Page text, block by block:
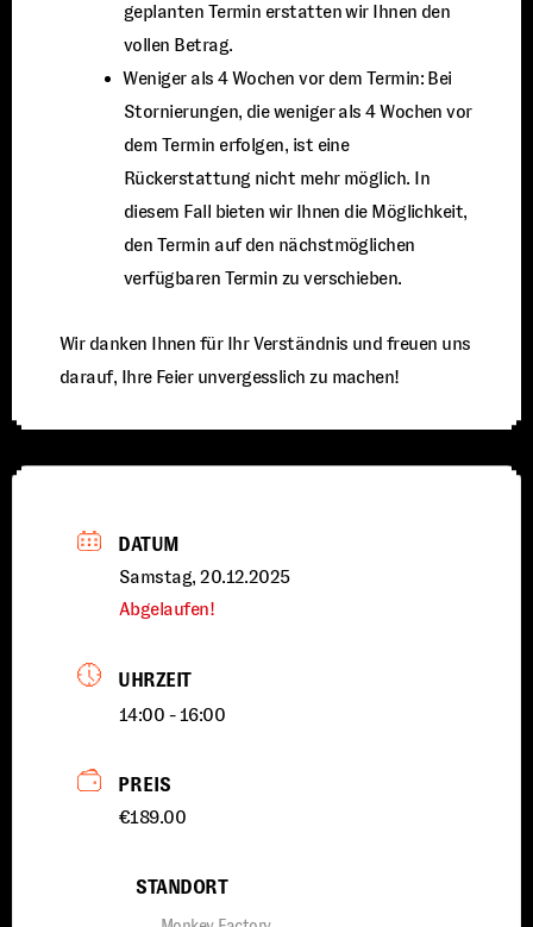
geplanten Termin erstatten wir Ihnen den
vollen Betrag.
⁠Weniger als 4 Wochen vor dem Termin: Bei
Stornierungen, die weniger als 4 Wochen vor
dem Termin erfolgen, ist eine
Rückerstattung nicht mehr möglich. In
diesem Fall bieten wir Ihnen die Möglichkeit,
den Termin auf den nächstmöglichen
verfügbaren Termin zu verschieben.
Wir danken Ihnen für Ihr Verständnis und freuen uns
darauf, Ihre Feier unvergesslich zu machen!
DATUM
Samstag, 20.12.2025
Abgelaufen!
UHRZEIT
14:00 - 16:00
PREIS
€189.00
STANDORT